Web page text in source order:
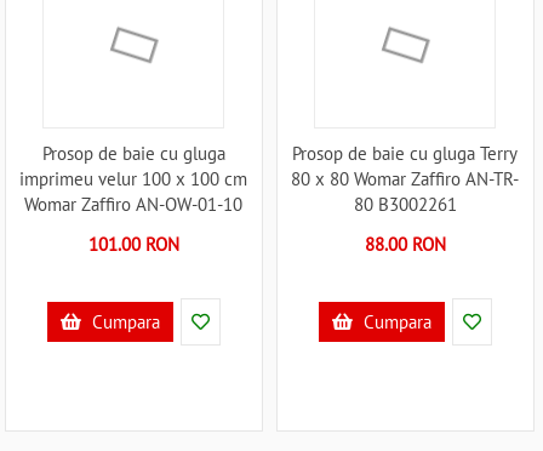
Prosop de baie cu gluga
imprimeu velur 100 x 100 cm
Womar Zaffiro AN-OW-01-10
101.00 RON
Cumpara
Prosop de baie cu gluga Terry
80 x 80 Womar Zaffiro AN-TR-
80 B3002261
88.00 RON
Cumpara